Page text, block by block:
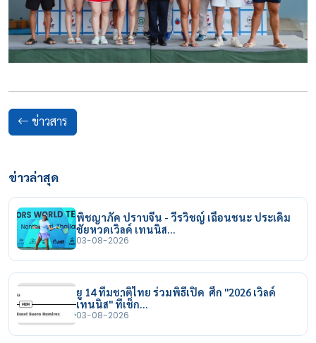
ข่าวสาร
ข่าวล่าสุด
พิชญาภัค ปราบจีน - วีรวิชญ์ เฉือนชนะ ประเดิม
ชัยหวดเวิลด์ เทนนิส…
03-08-2026
ยู 14 ทีมชาติไทย ร่วมพิธีเปิด ศึก "2026 เวิลด์
เทนนิส" ที่เช็ก…
03-08-2026